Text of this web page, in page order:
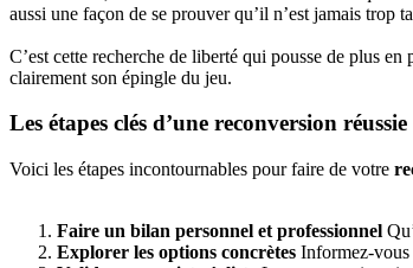
aussi une façon de se prouver qu’il n’est jamais trop
C’est cette recherche de liberté qui pousse de plus
clairement son épingle du jeu.
Les étapes clés d’une reconversion réussie
Voici les étapes incontournables pour faire de votre
Faire un bilan personnel et professionnel
Explorer les options concrètes Informez-vous